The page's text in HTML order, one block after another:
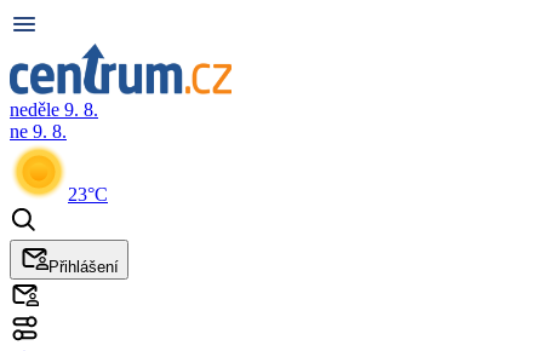
neděle 9. 8.
ne 9. 8.
23°C
Přihlášení